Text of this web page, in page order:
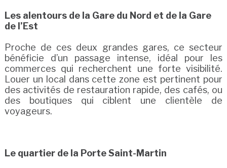
Les alentours de la Gare du Nord et de la Gare
de l’Est
Proche de ces deux grandes gares, ce secteur
bénéficie d’un passage intense, idéal pour les
commerces qui recherchent une forte visibilité.
Louer un local dans cette zone est pertinent pour
des activités de restauration rapide, des cafés, ou
des boutiques qui ciblent une clientèle de
voyageurs.
Le quartier de la Porte Saint-Martin